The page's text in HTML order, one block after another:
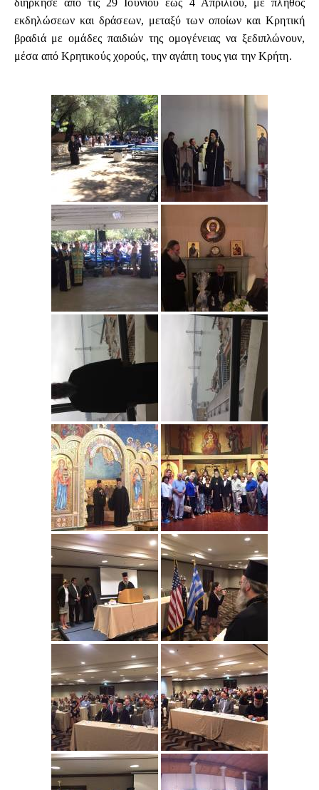
διήρκησε από τις 29 Ιουνίου έως 4 Απριλίου, με πλήθος
εκδηλώσεων και δράσεων, μεταξύ των οποίων και Κρητική
βραδιά με ομάδες παιδιών της ομογένειας να ξεδιπλώνουν,
μέσα από Κρητικούς χορούς, την αγάπη τους για την Κρήτη.